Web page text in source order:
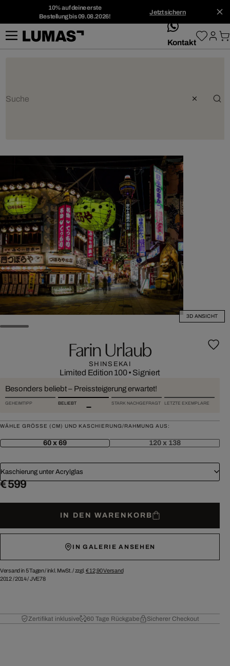
10% auf deine erste
Bestellung bis 09.08.2026!
Jetzt sichern
whatsApp
Kontakt
3D ANSICHT
Farin Urlaub
SHINSEKAI
Limited Edition 100• Signiert
Besonders beliebt – Preissteigerung erwartet!
GEHEIMTIPP BELIEBT STARK NACHGEFRAGT LETZTE EXEMPLARE
WÄHLE GRÖSSE (CM) UND KASCHIERUNG/RAHMUNG AUS:
60 x 69 120 x 138
Kaschierung unter Acrylglas
€ 599
IN DEN WARENKORB
IN GALERIE ANSEHEN
Versand in 5 Tagen /inkl. MwSt. / zzgl. € 12,90Versand
2012/2014/JVE78
Zertifikat inklusive 60 Tage Rückgabe Sicherer Checkout